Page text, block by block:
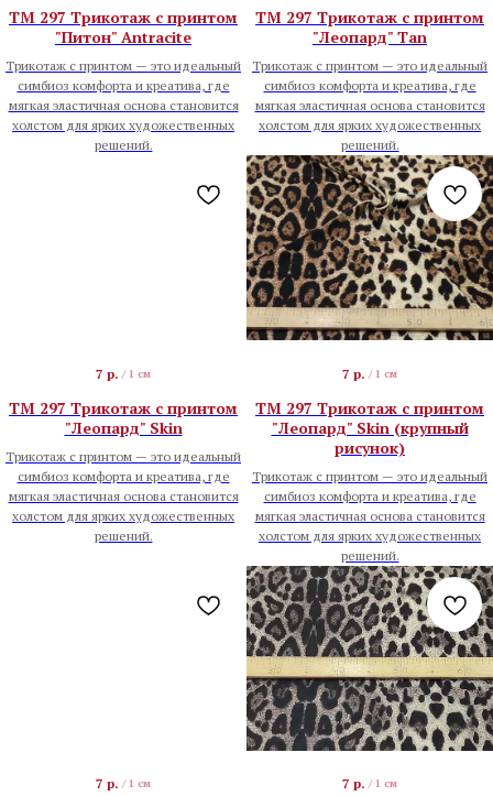
TM 297 Трикотаж с принтом
"Питон" Antracite
Трикотаж с принтом — это идеальный
симбиоз комфорта и креатива, где
мягкая эластичная основа становится
холстом для ярких художественных
решений.
TM 297 Трикотаж с принтом
"Леопард" Tan
Трикотаж с принтом — это идеальный
симбиоз комфорта и креатива, где
мягкая эластичная основа становится
холстом для ярких художественных
решений.
7 р. / 1 см
TM 297 Трикотаж с принтом
"Леопард" Skin
Трикотаж с принтом — это идеальный
симбиоз комфорта и креатива, где
мягкая эластичная основа становится
холстом для ярких художественных
решений.
7 р. / 1 см
TM 297 Трикотаж с принтом
"Леопард" Skin (крупный
рисунок)
Трикотаж с принтом — это идеальный
симбиоз комфорта и креатива, где
мягкая эластичная основа становится
холстом для ярких художественных
решений.
7 р. / 1 см 7 р. / 1 см